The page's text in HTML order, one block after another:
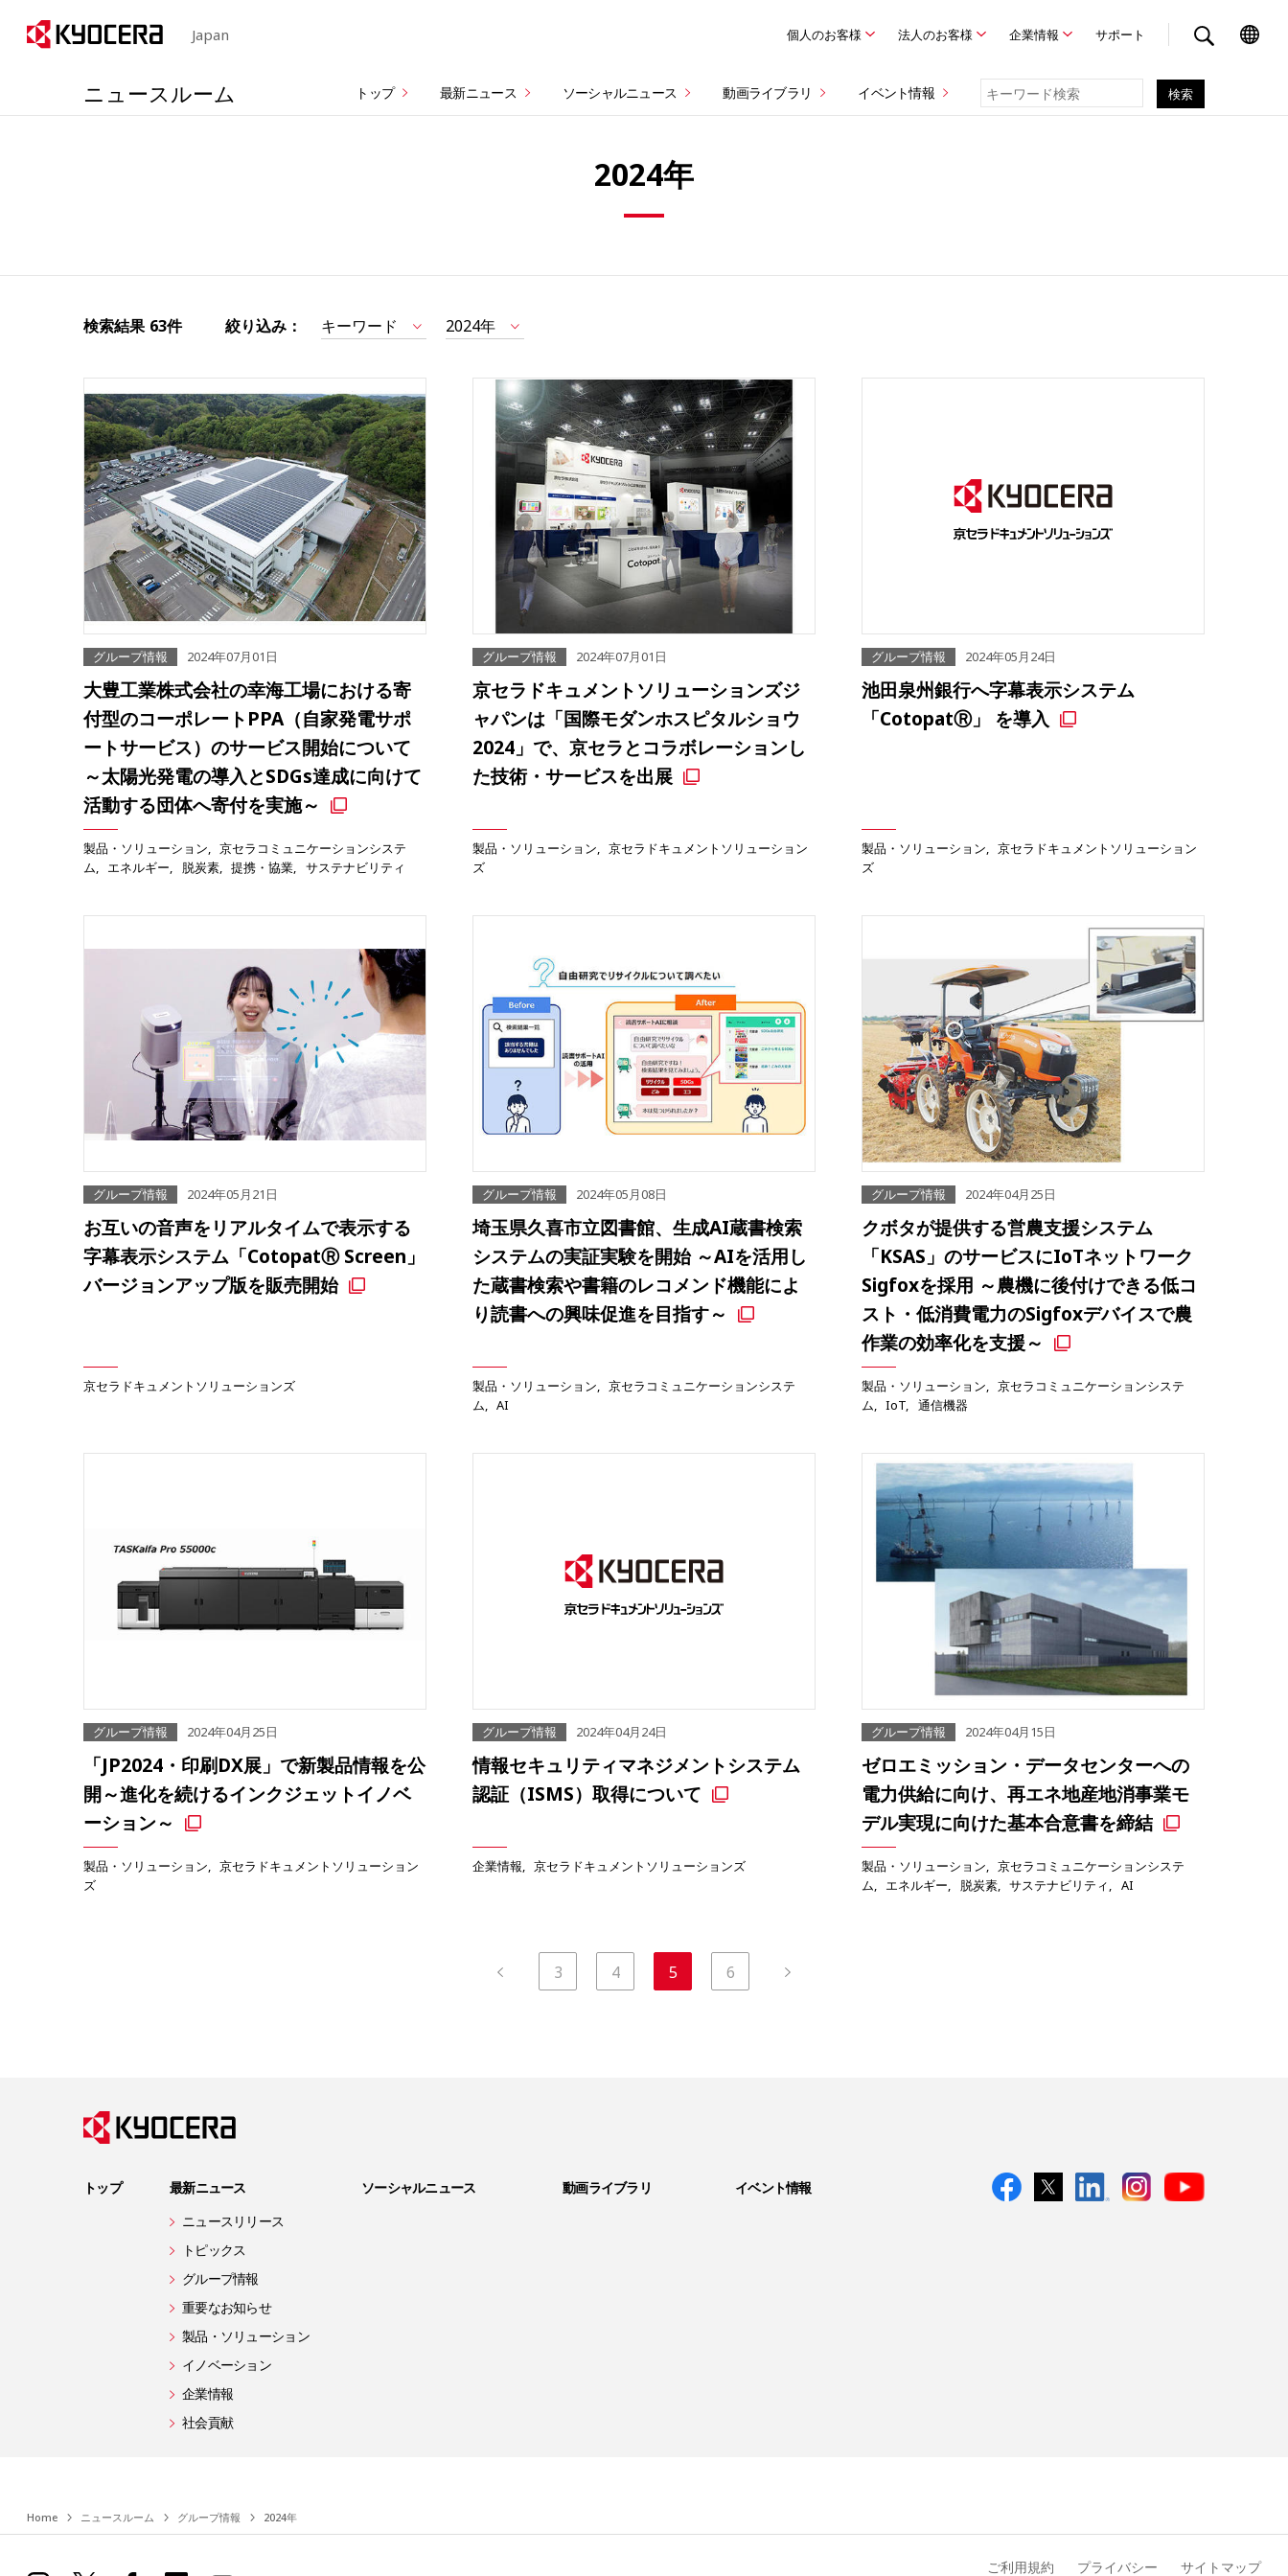
Japan 個人のお客様 法人のお客様 企業情報 サポート
ニュースルーム トップ 最新ニュース ソーシャルニュース 動画ライブラリ イベント情報
2024年
検索結果 63件 絞り込み： キーワード 2024年
グループ情報 2024年07月01日
大豊工業株式会社の幸海工場における寄
付型のコーポレートPPA（自家発電サポ
ートサービス）のサービス開始について
～太陽光発電の導入とSDGs達成に向けて
活動する団体へ寄付を実施～
製品・ソリューション
京セラコミュニケーションシステ
ム
エネルギー 脱炭素 提携・協業 サステナビリティ
グループ情報 2024年07月01日
京セラドキュメントソリューションズジ
ャパンは「国際モダンホスピタルショウ
2024」で、京セラとコラボレーションし
た技術・サービスを出展
製品・ソリューション
京セラドキュメントソリューション
ズ
グループ情報 2024年05月24日
池田泉州銀行へ字幕表示システム
「CotopatⓇ」 を導入
製品・ソリューション
京セラドキュメントソリューション
ズ
グループ情報 2024年05月21日
お互いの音声をリアルタイムで表示する
字幕表示システム「CotopatⓇ Screen」
バージョンアップ版を販売開始
京セラドキュメントソリューションズ
グループ情報 2024年05月08日
埼玉県久喜市立図書館、生成AI蔵書検索
システムの実証実験を開始 ～AIを活用し
た蔵書検索や書籍のレコメンド機能によ
り読書への興味促進を目指す～
製品・ソリューション
京セラコミュニケーションシステ
ム
AI
グループ情報 2024年04月25日
クボタが提供する営農支援システム
「KSAS」のサービスにIoTネットワーク
Sigfoxを採用 ～農機に後付けできる低コ
スト・低消費電力のSigfoxデバイスで農
作業の効率化を支援～
製品・ソリューション
京セラコミュニケーションシステ
ム
IoT 通信機器
グループ情報 2024年04月25日
「JP2024・印刷DX展」で新製品情報を公
開～進化を続けるインクジェットイノベ
ーション～
製品・ソリューション
京セラドキュメントソリューション
ズ
グループ情報 2024年04月24日
情報セキュリティマネジメントシステム
認証（ISMS）取得について
企業情報 京セラドキュメントソリューションズ
グループ情報 2024年04月15日
ゼロエミッション・データセンターへの
電力供給に向け、再エネ地産地消事業モ
デル実現に向けた基本合意書を締結
製品・ソリューション
京セラコミュニケーションシステ
ム
エネルギー 脱炭素 サステナビリティ AI
3 4 5 6
トップ
最新ニュース
ニュースリリース
トピックス
グループ情報
重要なお知らせ
製品・ソリューション
イノベーション
企業情報
社会貢献
ソーシャルニュース 動画ライブラリ イベント情報
Home ニュースルーム グループ情報 2024年
ご利用規約 プライバシー サイトマップ